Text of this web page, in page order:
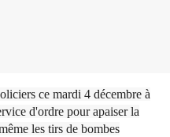
ce mardi 4 décembre à
d'ordre pour apaiser la
les tirs de bombes